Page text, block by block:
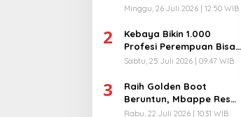
Juta, Kiper 40 Tahun
Minggu, 26 Juli 2026 | 12:50 WIB
2
Kebaya Bikin 1.000
Profesi Perempuan Bisa
Menyatu di Arena
Sabtu, 25 Juli 2026 | 09:47 WIB
3
Raih Golden Boot
Beruntun, Mbappe Resmi
Kunci Takhta Top Skor
Rabu, 22 Juli 2026 | 10:31 WIB